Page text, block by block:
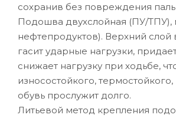
сохранив без повреждения
Подошва двухслойная (ПУ/ТПУ),
нефтепродуктов). Верхний
гасит ударные нагрузки,
снижает нагрузку при ходьбе,
износостойкого,
обувь прослужит долго.
Литьевой метод крепления